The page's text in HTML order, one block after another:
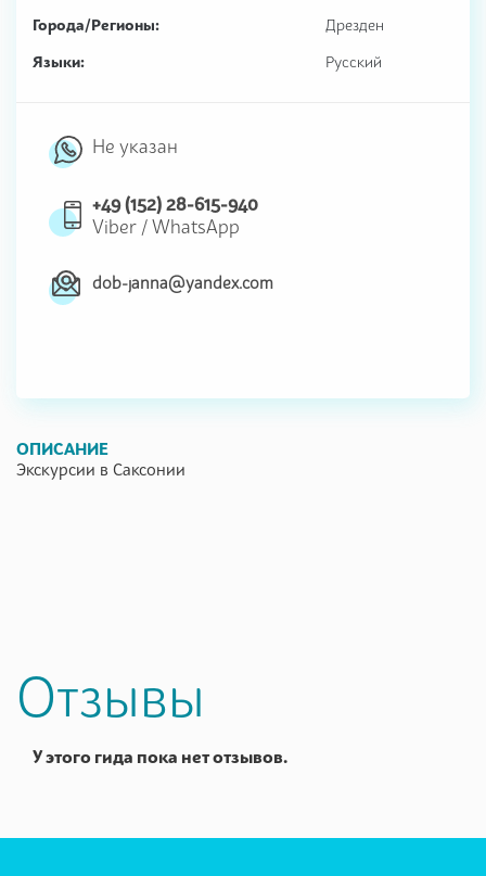
Города/Регионы:
Дрезден
Языки:
Русский
Не указан
+49 (152) 28-615-940
Viber / WhatsApp
dob-janna@yandex.com
ОПИСАНИЕ
Экскурсии в Саксонии
Отзывы
У этого гида пока нет отзывов.